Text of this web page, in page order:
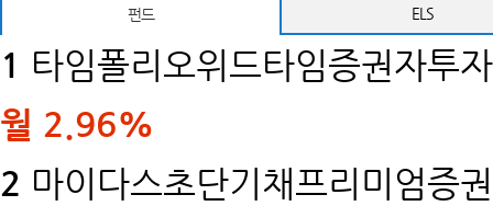
펀드 ELS
1 타임폴리오위드타임증권자투
월 2.96%
2 마이다스초단기채프리미엄증